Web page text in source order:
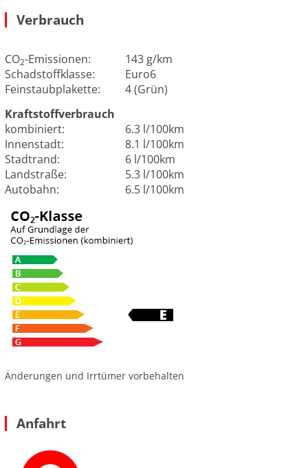
Verbrauch
CO2-Emissionen:
143 g/km
Schadstoffklasse:
Euro6
Feinstaubplakette:
4 (Grün)
Kraftstoffverbrauch
kombiniert:
6.3 l/100km
Innenstadt:
8.1 l/100km
Stadtrand:
6 l/100km
Landstraße:
5.3 l/100km
Autobahn:
6.5 l/100km
Änderungen und Irrtümer vorbehalten
Anfahrt